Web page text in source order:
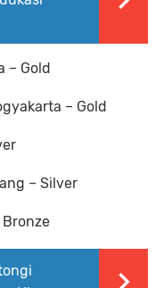
– Gold
– Gold
– Silver
Bronze